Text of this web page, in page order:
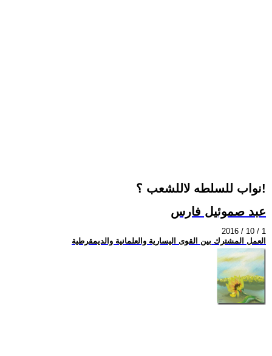
نواب للسلطه لاللشعب ؟!
عبد صموئيل فارس
2016 / 10 / 1
العمل المشترك بين القوى اليسارية والعلمانية والديمقرطية